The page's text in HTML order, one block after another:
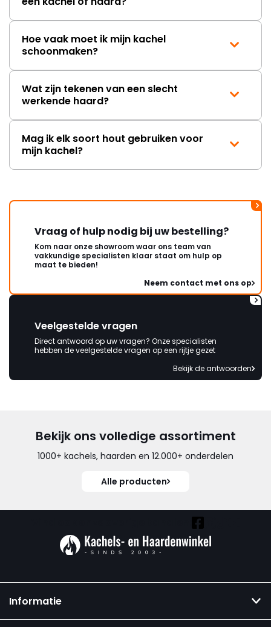
Hoe vaak moet ik mijn kachel
schoonmaken?
Wat zijn tekenen van een slecht
werkende haard?
Mag ik elk soort hout gebruiken voor
mijn kachel?
Vraag of hulp nodig bij uw bestelling?
Kom naar onze showroom waar ons team van
vakkundige specialisten klaar staat om hulp op
maat te bieden!
Neem contact met ons op
Veelgestelde vragen
Direct antwoord op uw vragen? Onze specialisten
hebben de veelgestelde vragen op een rijtje gezet
Bekijk de antwoorden
Bekijk ons volledige assortiment
1000+ kachels, haarden en 12.000+ onderdelen
Alle producten
Informatie